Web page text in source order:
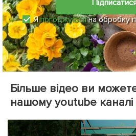
Япогоджуюсяна обробку
Більше відео ви
нашому youtube каналі